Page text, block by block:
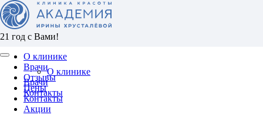
21 год с Вами!
О клинике
Врачи
Отзывы
Цены
Контакты
Акции
О клинике
Врачи
Контакты